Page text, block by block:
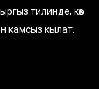
тилинде, көз
камсыз кылат.